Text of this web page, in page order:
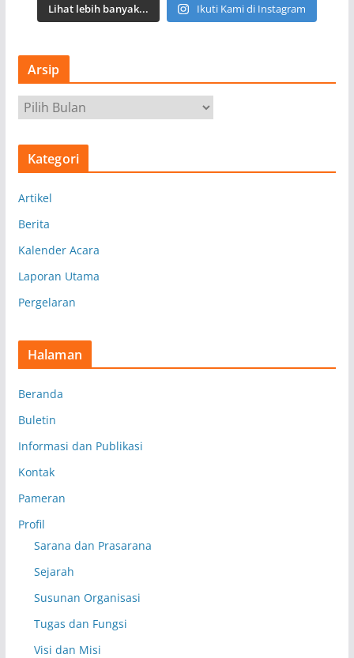
Lihat lebih banyak... Ikuti Kami di Instagram
Arsip
r
s
Kategori
Artikel
Berita
Kalender Acara
Laporan Utama
Pergelaran
Halaman
Beranda
Buletin
Informasi dan Publikasi
Kontak
Pameran
Profil
Sarana dan Prasarana
Sejarah
Susunan Organisasi
Tugas dan Fungsi
Visi dan Misi